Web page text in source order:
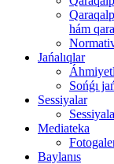
hám
Jańalıqlar
Sońǵı
Sessiyalar
Mediateka
Baylanıs